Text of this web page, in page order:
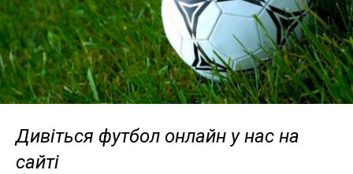
Дивіться футбол онлайн у нас на
сайті